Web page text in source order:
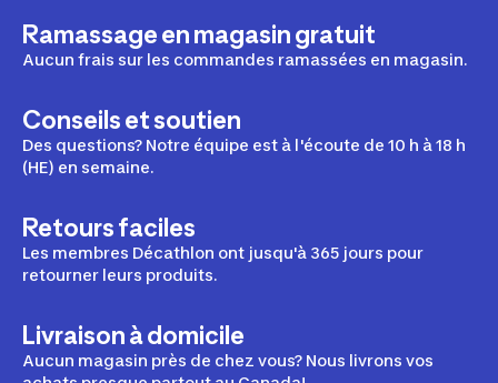
Ramassage en magasin gratuit
Aucun frais sur les commandes ramassées en magasin.
Conseils et soutien
Des questions? Notre équipe est à l'écoute de 10 h à 18 h
(HE) en semaine.
Retours faciles
Les membres Décathlon ont jusqu'à 365 jours pour
retourner leurs produits.
Livraison à domicile
Aucun magasin près de chez vous? Nous livrons vos